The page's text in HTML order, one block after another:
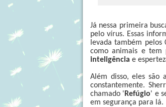
Já nessa primeira
pelo vírus. Essas
levada também
como animais e tem
inteligência e
Além disso, eles são
constantemente.
chamado ' Refúgio' e
em segurança para lá.